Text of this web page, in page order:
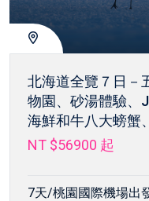
北海道全覽７日－
物園、砂湯體驗、
海鮮和牛八大螃蟹
NT $56900 起
7天/桃園國際機場出